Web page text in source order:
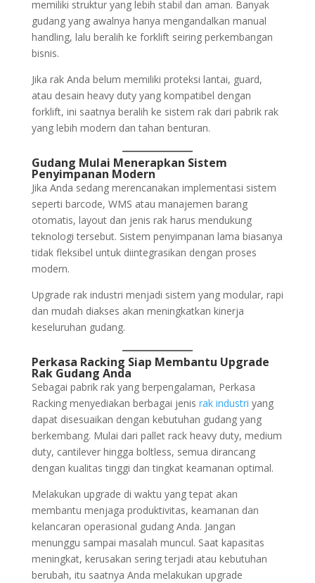
memiliki struktur yang lebih stabil dan aman. Banyak
gudang yang awalnya hanya mengandalkan manual
handling, lalu beralih ke forklift seiring perkembangan
bisnis.
Jika rak Anda belum memiliki proteksi lantai, guard,
atau desain heavy duty yang kompatibel dengan
forklift, ini saatnya beralih ke sistem rak dari pabrik rak
yang lebih modern dan tahan benturan.
Gudang Mulai Menerapkan Sistem
Penyimpanan Modern
Jika Anda sedang merencanakan implementasi sistem
seperti barcode, WMS atau manajemen barang
otomatis, layout dan jenis rak harus mendukung
teknologi tersebut. Sistem penyimpanan lama biasanya
tidak fleksibel untuk diintegrasikan dengan proses
modern.
Upgrade rak industri menjadi sistem yang modular, rapi
dan mudah diakses akan meningkatkan kinerja
keseluruhan gudang.
Perkasa Racking Siap Membantu Upgrade
Rak Gudang Anda
Sebagai pabrik rak yang berpengalaman, Perkasa
Racking menyediakan berbagai jenis rak industri yang
dapat disesuaikan dengan kebutuhan gudang yang
berkembang. Mulai dari pallet rack heavy duty, medium
duty, cantilever hingga boltless, semua dirancang
dengan kualitas tinggi dan tingkat keamanan optimal.
Melakukan upgrade di waktu yang tepat akan
membantu menjaga produktivitas, keamanan dan
kelancaran operasional gudang Anda. Jangan
menunggu sampai masalah muncul. Saat kapasitas
meningkat, kerusakan sering terjadi atau kebutuhan
berubah, itu saatnya Anda melakukan upgrade